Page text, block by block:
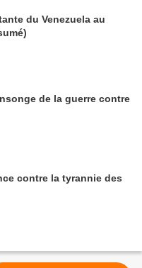
du Venezuela au
de la guerre contre
contre la tyrannie des